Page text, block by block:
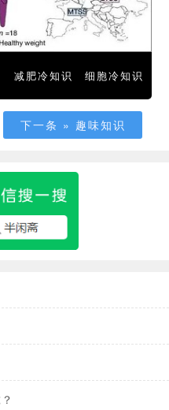
减肥冷知识 细胞冷知识
下一条 » 趣味知识